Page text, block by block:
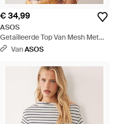
€ 34,99
ASOS
Getailleerde Top Van Mesh Met
Gerimpelde Schouders En
- Meerkleurig
VanASOS